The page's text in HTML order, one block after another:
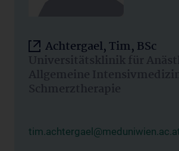
Achtergael, Tim, BSc
Universitätsklinik für
Allgemeine
Schmerztherapie